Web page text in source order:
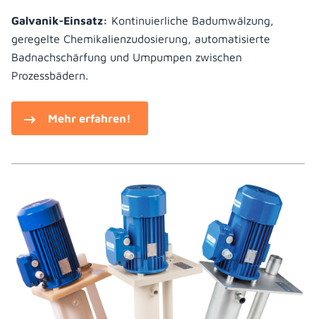
Galvanik-Einsatz: Kontinuierliche Badumwälzung,
geregelte Chemikalienzudosierung, automatisierte
Badnachschärfung und Umpumpen zwischen
Prozessbädern.
Mehr erfahren!